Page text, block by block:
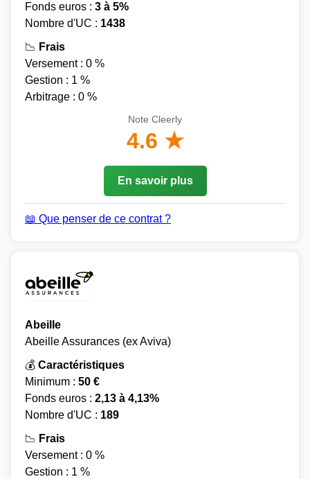
Fonds euros : 3 à 5%
Nombre d'UC : 1438
📉 Frais
Versement : 0 %
Gestion : 1 %
Arbitrage : 0 %
Note Cleerly
4.6 ★
En savoir plus
📖 Que penser de ce contrat ?
Abeille
Abeille Assurances (ex Aviva)
💰 Caractéristiques
Minimum : 50 €
Fonds euros : 2,13 à 4,13%
Nombre d'UC : 189
📉 Frais
Versement : 0 %
Gestion : 1 %